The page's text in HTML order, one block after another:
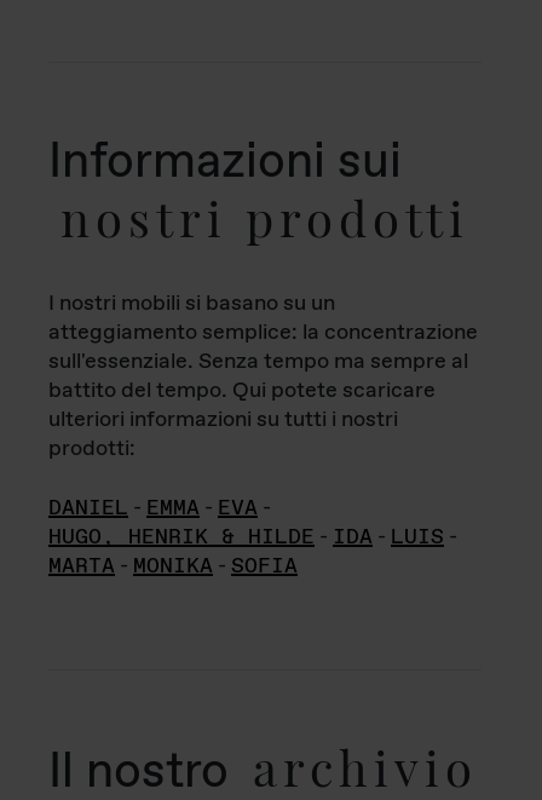
Informazioni sui
nostri prodotti
I nostri mobili si basano su un
atteggiamento semplice: la concentrazione
sull'essenziale. Senza tempo ma sempre al
battito del tempo. Qui potete scaricare
ulteriori informazioni su tutti i nostri
prodotti:
DANIEL - EMMA - EVA -
HUGO, HENRIK & HILDE - IDA - LUIS -
MARTA - MONIKA - SOFIA
Il nostro archivio